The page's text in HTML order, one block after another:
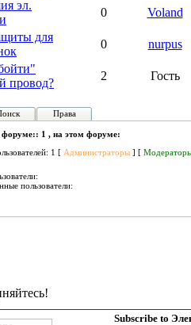
эл.
0
Voland
для
0
nurpus
провод?
2 Гость
Права
форуме:: 1 , на этом форуме:
1 [ Администраторы ] [
пользователи:
Subscribe to